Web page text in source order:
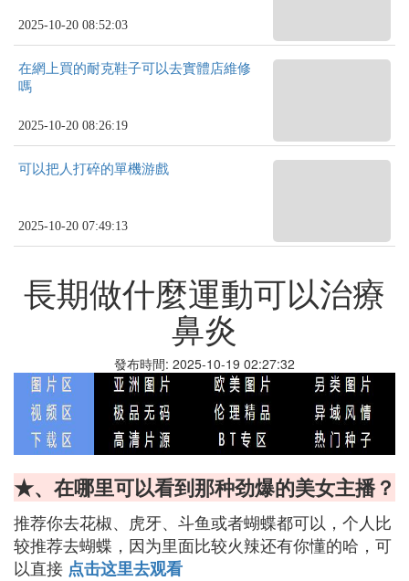
2025-10-20 08:52:03
在網上買的耐克鞋子可以去實體店維修
嗎
2025-10-20 08:26:19
可以把人打碎的單機游戲
2025-10-20 07:49:13
長期做什麼運動可以治療
鼻炎
發布時間: 2025-10-19 02:27:32
★、在哪里可以看到那种劲爆的美女主播？
推荐你去花椒、虎牙、斗鱼或者蝴蝶都可以，个人比
较推荐去蝴蝶，因为里面比较火辣还有你懂的哈，可
以直接 点击这里去观看